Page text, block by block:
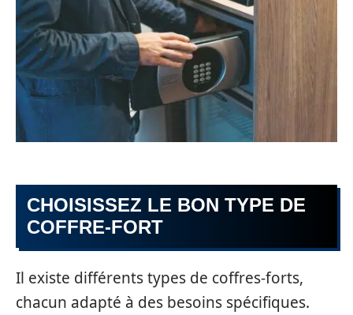
CHOISISSEZ LE BON TYPE DE
COFFRE-FORT
Il existe différents types de coffres-forts,
chacun adapté à des besoins spécifiques.